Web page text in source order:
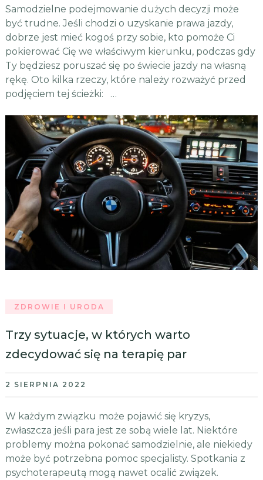
Samodzielne podejmowanie dużych decyzji może
być trudne. Jeśli chodzi o uzyskanie prawa jazdy,
dobrze jest mieć kogoś przy sobie, kto pomoże Ci
pokierować Cię we właściwym kierunku, podczas gdy
Ty będziesz poruszać się po świecie jazdy na własną
rękę. Oto kilka rzeczy, które należy rozważyć przed
podjęciem tej ścieżki: …
ZDROWIE I URODA
Trzy sytuacje, w których warto
zdecydować się na terapię par
2 SIERPNIA 2022
W każdym związku może pojawić się kryzys,
zwłaszcza jeśli para jest ze sobą wiele lat. Niektóre
problemy można pokonać samodzielnie, ale niekiedy
może być potrzebna pomoc specjalisty. Spotkania z
psychoterapeutą mogą nawet ocalić związek.